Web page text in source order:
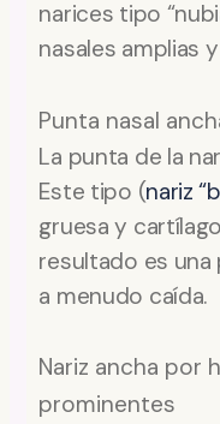
narices tipo
nasales amplias
Punta nasal
La punta de la
Este tipo (nariz
gruesa y
resultado es
a menudo caída.
Nariz ancha por
prominentes